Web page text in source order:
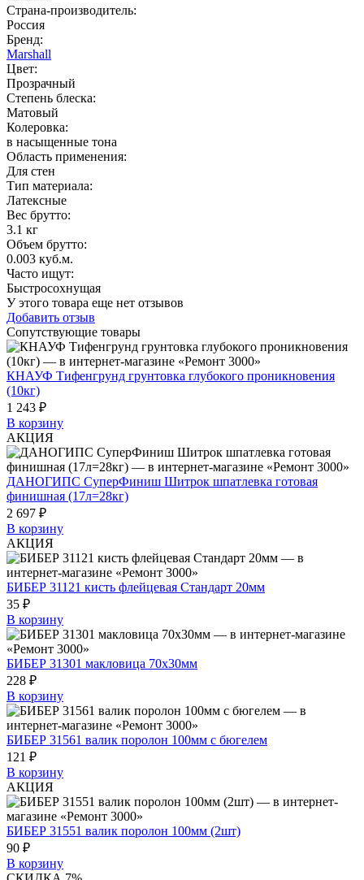
Страна-производитель:
Россия
Бренд:
Marshall
Цвет:
Прозрачный
Степень блеска:
Матовый
Колеровка:
в насыщенные тона
Область применения:
Для стен
Тип материала:
Латексные
Вес брутто:
3.1 кг
Объем брутто:
0.003 куб.м.
Часто ищут:
Быстросохнущая
У этого товара еще нет отзывов
Добавить отзыв
Сопутствующие товары
КНАУФ Тифенгрунд грунтовка глубокого проникновения
(10кг)
1 243 ₽
В корзину
АКЦИЯ
ДАНОГИПС СуперФиниш Шитрок шпатлевка готовая
финишная (17л=28кг)
2 697 ₽
В корзину
АКЦИЯ
БИБЕР 31121 кисть флейцевая Стандарт 20мм
35 ₽
В корзину
БИБЕР 31301 макловица 70х30мм
228 ₽
В корзину
БИБЕР 31561 валик поролон 100мм с бюгелем
121 ₽
В корзину
АКЦИЯ
БИБЕР 31551 валик поролон 100мм (2шт)
90 ₽
В корзину